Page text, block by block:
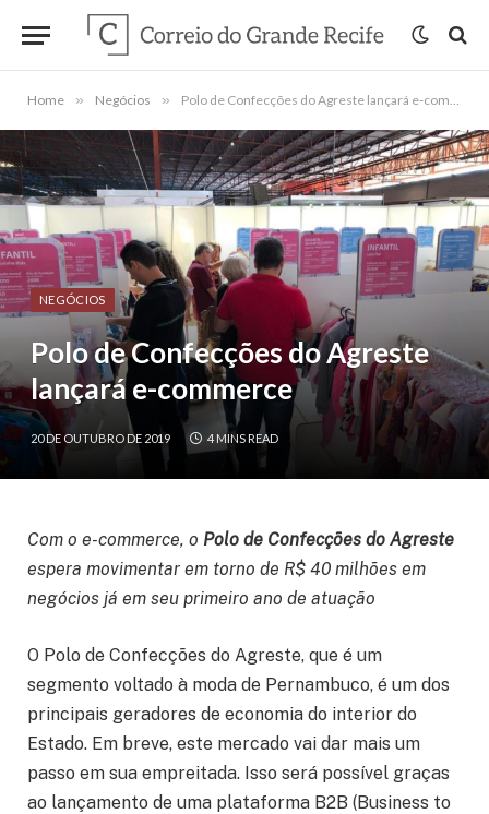
Home » Negócios » Polo de Confecções do Agreste lançará e-commerce
NEGÓCIOS
Polo de Confecções do Agreste
lançará e-commerce
20 DE OUTUBRO DE 2019 4 MINS READ
Com o e-commerce, o Polo de Confecções do Agreste
espera movimentar em torno de R$ 40 milhões em
negócios já em seu primeiro ano de atuação
O Polo de Confecções do Agreste, que é um
segmento voltado à moda de Pernambuco, é um dos
principais geradores de economia do interior do
Estado. Em breve, este mercado vai dar mais um
passo em sua empreitada. Isso será possível graças
ao lançamento de uma plataforma B2B (Business to